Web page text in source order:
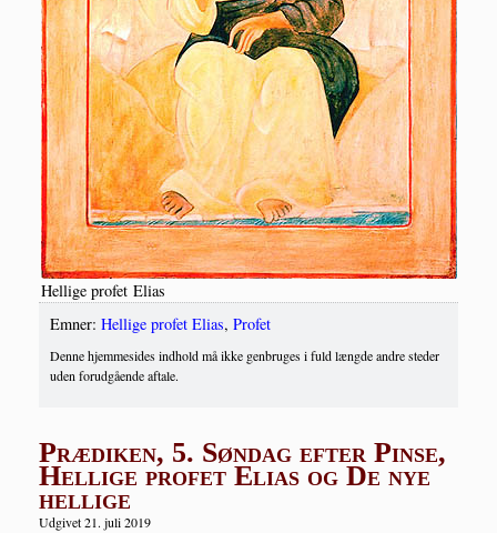
Hel­li­ge pro­fet Elias
Emner: Hellige profet Elias, Profet
Denne hjemmesides indhold må ikke genbruges i fuld længde andre steder
uden forudgående aftale.
Prædiken, 5. Søndag efter Pinse,
Hellige profet Elias og De nye
hellige
Udgivet 21. juli 2019